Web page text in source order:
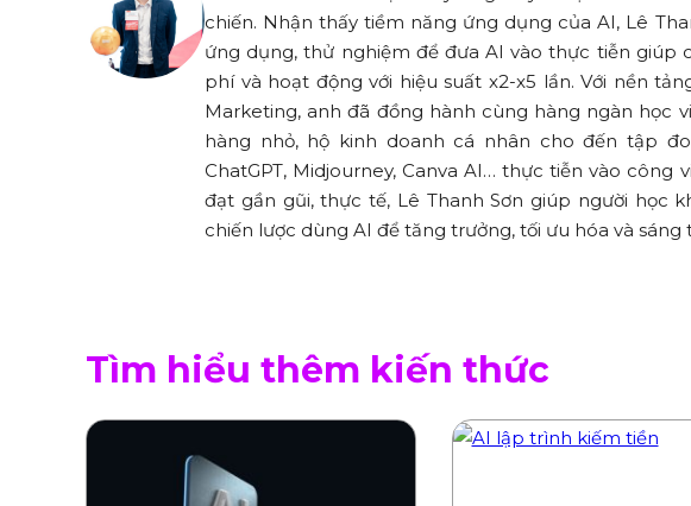
chiến. Nhận thấy tiềm năng ứng dụng của AI, Lê
ứng dụng, thử nghiệm để đưa AI vào thực tiễn giúp
phí và hoạt động với hiệu suất x2-x5 lần. Với nền
Marketing, anh đã đồng hành cùng hàng ngàn học
hàng nhỏ, hộ kinh doanh cá nhân cho đến tập
ChatGPT, Midjourney, Canva AI… thực tiễn vào công
đạt gần gũi, thực tế, Lê Thanh Sơn giúp người học
chiến lược dùng AI để tăng trưởng, tối ưu hóa và sáng
Tìm hiểu thêm kiến thức